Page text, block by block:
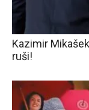
Kazimir
ruši!